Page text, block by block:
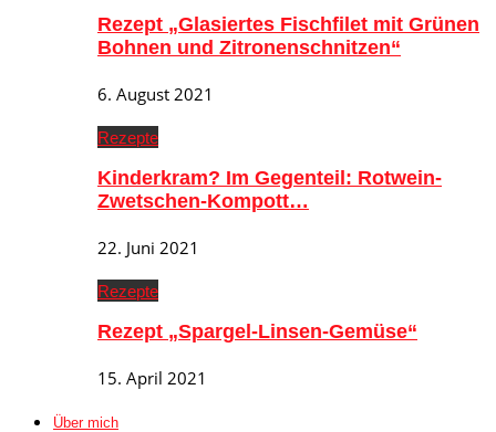
Rezept „Glasiertes Fischfilet mit Grünen
Bohnen und Zitronenschnitzen“
6. August 2021
Rezepte
Kinderkram? Im Gegenteil: Rotwein-
Zwetschen-Kompott…
22. Juni 2021
Rezepte
Rezept „Spargel-Linsen-Gemüse“
15. April 2021
Über mich